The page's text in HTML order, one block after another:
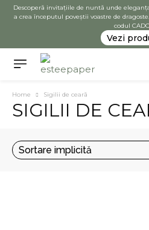
Descoperă invitațiile de nuntă unde
a crea începutul poveștii voastre de
codul
Vezi
Home Sigilii de ceară
SIGILII DE